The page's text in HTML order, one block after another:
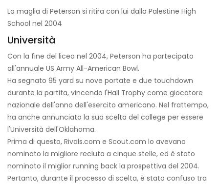
La maglia di Peterson si ritira con lui dalla Palestine High
School nel 2004
Università
Con la fine del liceo nel 2004, Peterson ha partecipato
all'annuale US Army All-American Bowl.
Ha segnato 95 yard su nove portate e due touchdown
durante la partita, vincendo l'Hall Trophy come giocatore
nazionale dell'anno dell'esercito americano. Nel frattempo,
ha anche annunciato la sua scelta del college per essere
l'Università dell'Oklahoma.
Prima di questo, Rivals.com e Scout.com lo avevano
nominato la migliore recluta a cinque stelle, ed è stato
nominato il miglior running back la prospettiva del 2004.
Pertanto, durante il processo di scelta, è stato confuso tra